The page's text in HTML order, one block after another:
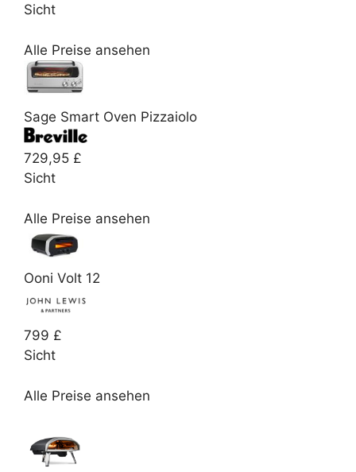
Sicht
Alle Preise ansehen
Sage Smart Oven Pizzaiolo
729,95 £
Sicht
Alle Preise ansehen
Ooni Volt 12
799 £
Sicht
Alle Preise ansehen